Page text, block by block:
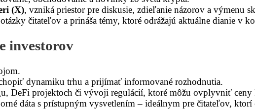
(X), vzniká priestor pre diskusie, zdieľanie názorov a výmenu
čitateľov a prináša témy, ktoré odrážajú aktuálne dianie v
investorov
dynamiku trhu a prijímať informované rozhodnutia.
DeFi projektoch či vývoji regulácií, ktoré môžu ovplyvniť
dáta s prístupným vysvetlením – ideálnym pre čitateľov,